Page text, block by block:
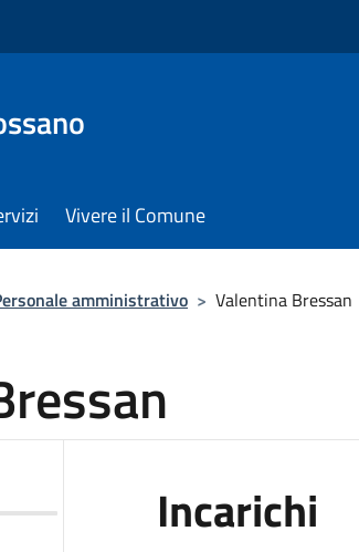
Vivere il Comune
amministrativo > Valentina Bressan
Incarichi